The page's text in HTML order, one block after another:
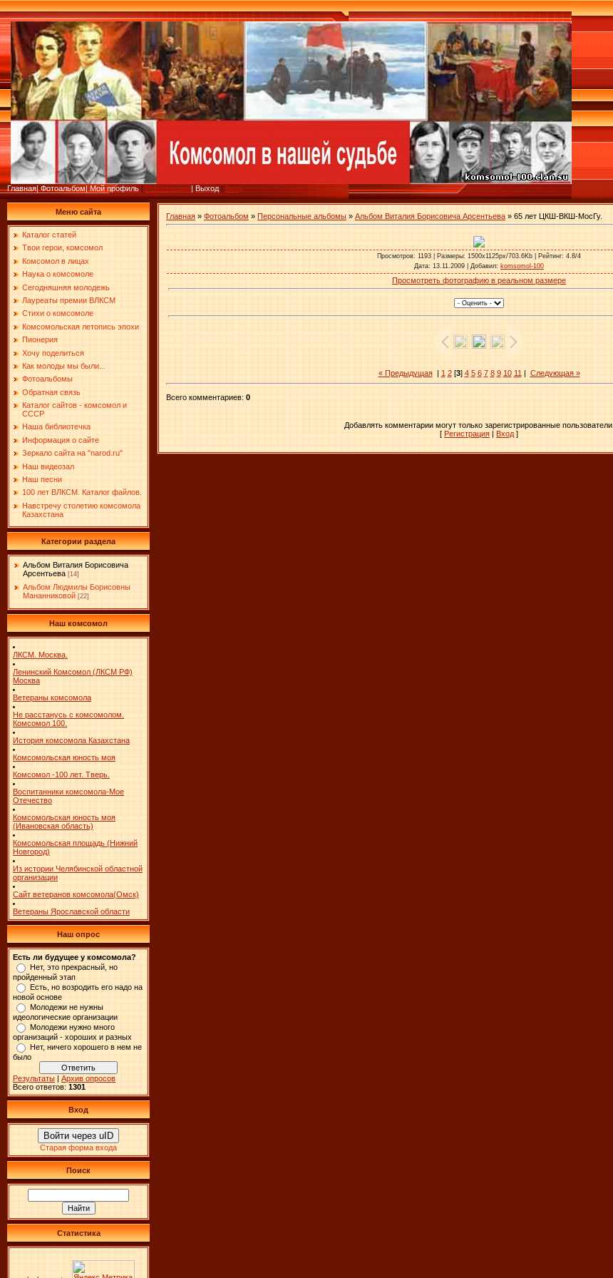
Главная|Фотоальбом|Мой профиль|Регистрация|Выход|Вход
Меню сайта
Каталог статей
Твои герои, комсомол
Комсомол в лицах
Наука о комсомоле
Сегодняшняя молодежь
Лауреаты премии ВЛКСМ
Стихи о комсомоле
Комсомольская летопись эпохи
Пионерия
Хочу поделиться
Как молоды мы были...
Фотоальбомы
Обратная связь
Каталог сайтов - комсомол и
СССР
Наша библиотечка
Информация о сайте
Зеркало сайта на "narоd.ru"
Наш видеозал
Наш песни
100 лет ВЛКСМ. Каталог файлов.
Навстречу столетию комсомола
Казахстана
Категории раздела
Альбом Виталия Борисовича
Арсентьева [14]
Альбом Людмилы Борисовны
Мананниковой [22]
Наш комсомол
ЛКСМ. Москва.
Ленинский Комсомол (ЛКСМ РФ)
Москва
Ветераны комсомола
Не расстанусь с комсомолом.
Комсомол 100.
История комсомола Казахстана
Комсомольская юность моя
Комсомол -100 лет. Тверь.
Воспитанники комсомола-Мое
Отечество
Комсомольская юность моя
(Ивановская область)
Комсомольская площадь (Нижний
Новгород)
Из истории Челябинской областной
организации
Сайт ветеранов комсомола(Омск)
Ветераны Ярославской области
Наш опрос
Есть ли будущее у комсомола?
Нет, это прекрасный, но
пройденный этап
Есть, но возродить его надо на
новой основе
Молодежи не нужны
идеологические организации
Молодежи нужно много
организаций - хороших и разных
Нет, ничего хорошего в нем не
было
Результаты | Архив опросов
Всего ответов: 1301
Вход
Войти через uID
Старая форма входа
Поиск
Статистика
Главная » Фотоальбом » Персональные альбомы » Альбом Виталия Борисовича Арсентьева » 65 лет ЦКШ-ВКШ-МосГу.
Просмотров: 1193 | Размеры: 1500x1125px/703.6Kb | Рейтинг: 4.8/4
Дата: 13.11.2009 | Добавил: komsomol-100
Просмотреть фотографию в реальном размере
« Предыдущая| 1 2[3] 4 5 6 7 8 9 10 11 | Следующая »
Всего комментариев: 0
Добавлять комментарии могут только зарегистрированные пользователи.
[ Регистрация Вход ]